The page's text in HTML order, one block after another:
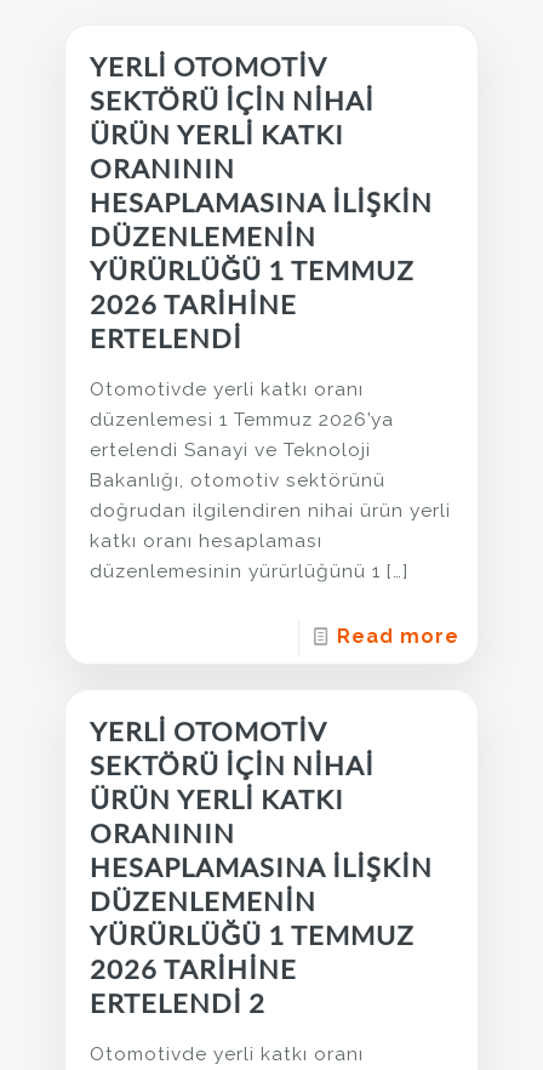
YERLİ OTOMOTİV
SEKTÖRÜ İÇİN NİHAİ
ÜRÜN YERLİ KATKI
ORANININ
HESAPLAMASINA İLİŞKİN
DÜZENLEMENİN
YÜRÜRLÜĞÜ 1 TEMMUZ
2026 TARİHİNE
ERTELENDİ
Otomotivde yerli katkı oranı
düzenlemesi 1 Temmuz 2026’ya
ertelendi Sanayi ve Teknoloji
Bakanlığı, otomotiv sektörünü
doğrudan ilgilendiren nihai ürün yerli
katkı oranı hesaplaması
düzenlemesinin yürürlüğünü 1 […]
Read more
YERLİ OTOMOTİV
SEKTÖRÜ İÇİN NİHAİ
ÜRÜN YERLİ KATKI
ORANININ
HESAPLAMASINA İLİŞKİN
DÜZENLEMENİN
YÜRÜRLÜĞÜ 1 TEMMUZ
2026 TARİHİNE
ERTELENDİ 2
Otomotivde yerli katkı oranı